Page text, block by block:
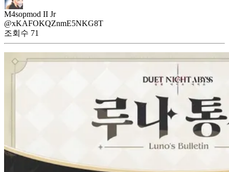
M4sopmod II Jr
@xKAFOKQZnmE5NKG8T
조회수 71